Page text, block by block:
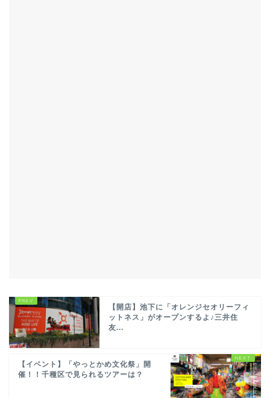
【開店】池下に「オレンジセオリーフィ
ットネス」がオープンするよ♪三井住
友...
【イベント】「やっとかめ文化祭」開
催！！千種区で見られるツアーは？